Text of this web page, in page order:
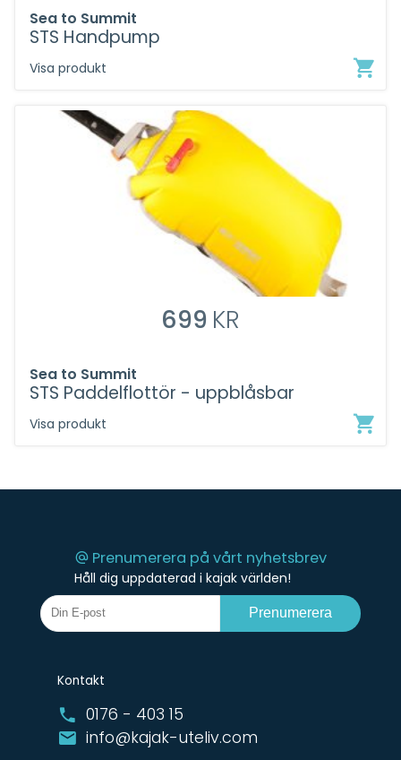
Sea to Summit
STS Handpump
Visa produkt
699 KR
Sea to Summit
STS Paddelflottör - uppblåsbar
Visa produkt
Prenumerera på vårt nyhetsbrev
Håll dig uppdaterad i kajak världen!
Prenumerera
Kontakt
0176 - 403 15
info@kajak-uteliv.com